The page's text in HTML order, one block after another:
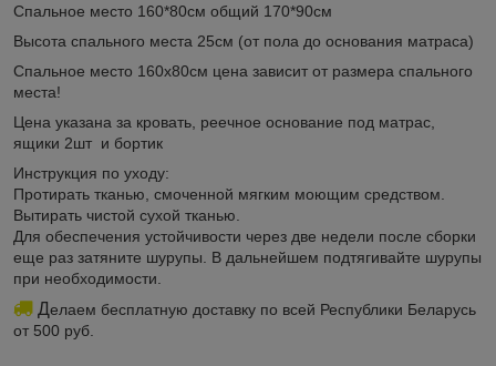
Спальное место 160*80см общий 170*90см
Высота спального места 25см (от пола до основания матраса)
Спальное место 160х80см цена зависит от размера спального
места!
Цена указана за кровать, реечное основание под матрас,
ящики 2шт и бортик
Инструкция по уходу:
Протирать тканью, смоченной мягким моющим средством.
Вытирать чистой сухой тканью.
Для обеспечения устойчивости через две недели после сборки
еще раз затяните шурупы. В дальнейшем подтягивайте шурупы
при необходимости.
Делаем бесплатную доставку по всей Республики Беларусь
от 500 руб.